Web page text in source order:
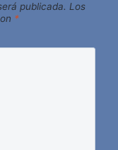
publicada. Los
*